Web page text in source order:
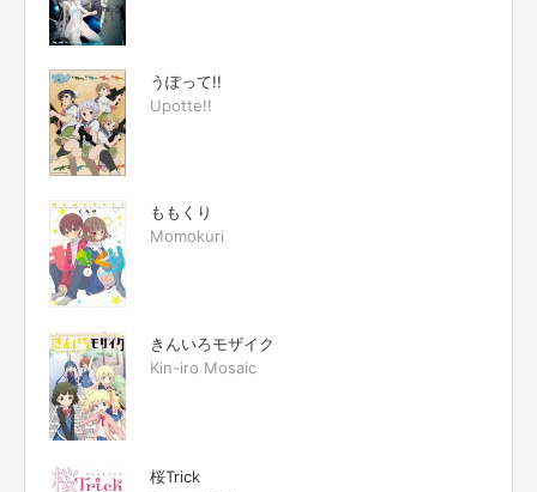
うぽって!!
Upotte!!
ももくり
Momokuri
きんいろモザイク
Kin-iro Mosaic
桜Trick